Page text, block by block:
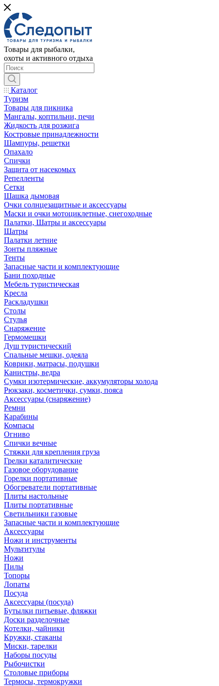
Товары для рыбалки,
охоты и активного отдыха
Каталог
Туризм
Товары для пикника
Мангалы, коптильни, печи
Жидкость для розжига
Костровые принадлежности
Шампуры, решетки
Опахало
Спички
Защита от насекомых
Репелленты
Сетки
Шашка дымовая
Очки солнцезащитные и аксессуары
Маски и очки мотоциклетные, снегоходные
Палатки, Шатры и аксессуары
Шатры
Палатки летние
Зонты пляжные
Тенты
Запасные части и комплектующие
Бани походные
Мебель туристическая
Кресла
Раскладушки
Столы
Стулья
Снаряжение
Гермомешки
Душ туристический
Спальные мешки, одеяла
Коврики, матрасы, подушки
Канистры, ведра
Сумки изотермические, аккумуляторы холода
Рюкзаки, косметички, сумки, пояса
Аксессуары (снаряжение)
Ремни
Карабины
Компасы
Огниво
Спички вечные
Стяжки для крепления груза
Грелки каталитические
Газовое оборудование
Горелки портативные
Обогреватели портативные
Плиты настольные
Плиты портативные
Светильники газовые
Запасные части и комплектующие
Аксессуары
Ножи и инструменты
Мультитулы
Ножи
Пилы
Топоры
Лопаты
Посуда
Аксессуары (посуда)
Бутылки питьевые, фляжки
Доски разделочные
Котелки, чайники
Кружки, стаканы
Миски, тарелки
Наборы посуды
Рыбочистки
Столовые приборы
Термосы, термокружки